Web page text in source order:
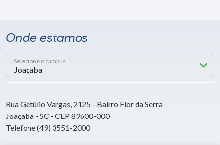
Onde estamos
Selecione o campus
Rua Getúlio Vargas, 2125 - Bairro Flor da Serra
Joaçaba - SC - CEP 89600-000
Telefone (49) 3551-2000